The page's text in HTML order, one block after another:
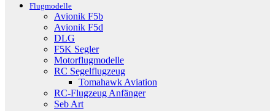
Flugmodelle
Avionik F5b
Avionik F5d
DLG
F5K Segler
Motorflugmodelle
RC Segelflugzeug
Tomahawk Aviation
RC-Flugzeug Anfänger
Seb Art